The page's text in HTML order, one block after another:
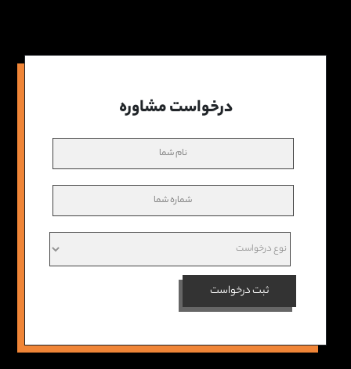
درخواست مشاوره
ثبت درخواست